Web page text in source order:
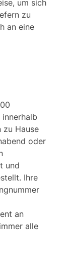
um sich
zu
an eine
zu Hause
oder
und
Ihre
an
alle